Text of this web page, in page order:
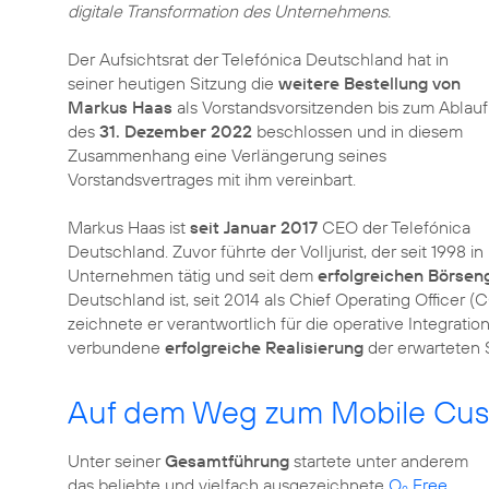
digitale Transformation des Unternehmens.
Der Aufsichtsrat der Telefónica Deutschland hat in
seiner heutigen Sitzung die weitere Bestellung von
Markus Haas als Vorstandsvorsitzenden bis zum Ablauf
des 31. Dezember 2022 beschlossen und in diesem
Zusammenhang eine Verlängerung seines
Vorstandsvertrages mit ihm vereinbart.
Markus Haas ist seit Januar 2017 CEO der Telefónica
Deutschland. Zuvor führte der Volljurist, der seit 1998
Unternehmen tätig und seit dem erfolgreichen
Deutschland ist, seit 2014 als Chief Operating Officer
zeichnete er verantwortlich für die operative
verbundene erfolgreiche Realisierung der erwarteten
Auf dem Weg zum Mobile
Unter seinerGesamtführung startete unter anderem
das beliebte und vielfach ausgezeichnete O Free